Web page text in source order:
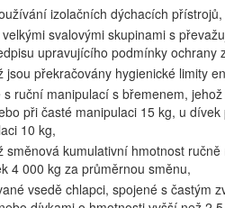
izolačních dýchacích přístrojů,
svalovými skupinami s
upravujícího podmínky ochrany
jsou překračovány hygienické limity
s ruční manipulací s břemenem,
při časté manipulaci 15 kg, u
10 kg,
směnová kumulativní hmotnost
4 000 kg za průměrnou směnu,
vsedě chlapci, spojené s častým